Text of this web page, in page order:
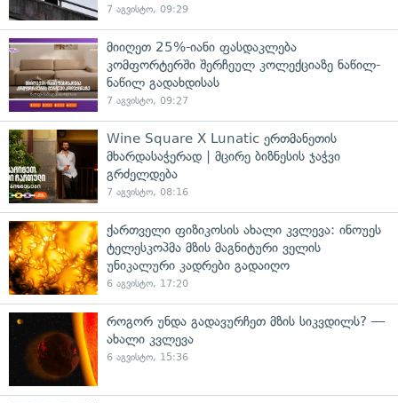
7 აგვისტო, 09:29
მიიღეთ 25%-იანი ფასდაკლება
კომფორტერში შერჩეულ კოლექციაზე ნაწილ-
ნაწილ გადახდისას
7 აგვისტო, 09:27
Wine Square X Lunatic ერთმანეთის
მხარდასაჭერად | მცირე ბიზნესის ჯაჭვი
გრძელდება
7 აგვისტო, 08:16
ქართველი ფიზიკოსის ახალი კვლევა: ინოუეს
ტელესკოპმა მზის მაგნიტური ველის
უნიკალური კადრები გადაიღო
6 აგვისტო, 17:20
როგორ უნდა გადავურჩეთ მზის სიკვდილს? —
ახალი კვლევა
6 აგვისტო, 15:36